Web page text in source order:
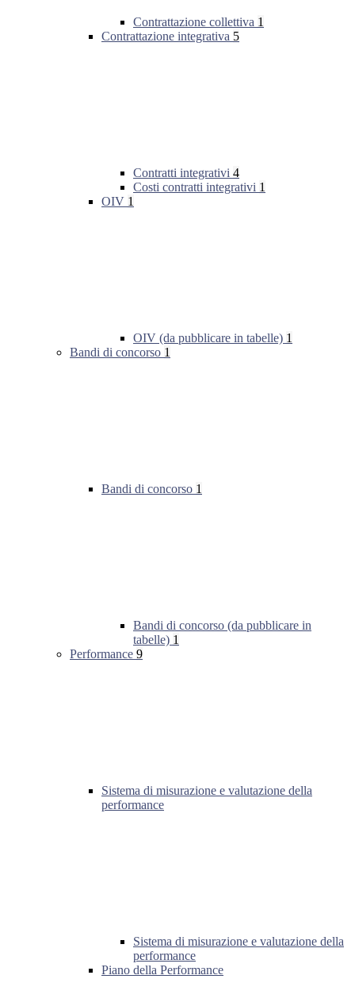
Contrattazione collettiva 1
Contrattazione integrativa 5
Contratti integrativi 4
Costi contratti integrativi 1
OIV 1
OIV (da pubblicare in tabelle) 1
Bandi di concorso 1
Bandi di concorso 1
Bandi di concorso (da pubblicare in
tabelle) 1
Performance 9
Sistema di misurazione e valutazione della
performance
Sistema di misurazione e valutazione della
performance
Piano della Performance